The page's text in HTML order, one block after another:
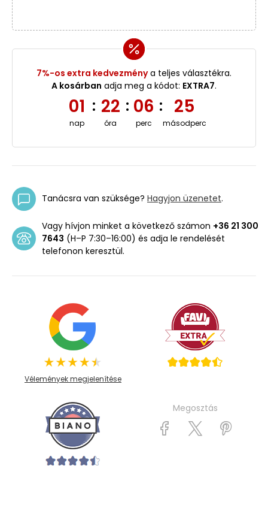
7%-os extra kedvezménya teljes választékra.
A kosárban adja meg a kódot: EXTRA7.
01
nap
: 22
óra
: 06
perc
: 25
másodperc
Tanácsra van szüksége? Hagyjon üzenetet.
Vagy hívjon minket a következő számon +36 21 300
7643 (H–P 7:30–16:00) és adja le rendelését
telefonon keresztül.
Vélemények megjelenítése
Megosztás